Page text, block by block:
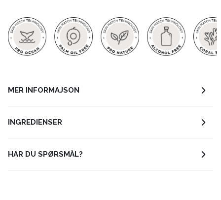
MER INFORMAJSON
INGREDIENSER
HAR DU SPØRSMÅL?